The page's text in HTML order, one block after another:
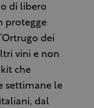
di libero
protegge
dei
vini e non
che
settimane le
dal